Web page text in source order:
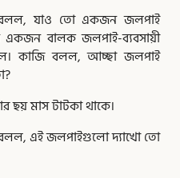
যাও তো একজন জলপাই
একজন বালক জলপাই-ব্যবসায়ী
কাজি বলল, আচ্ছা জলপাই
ছয় মাস টাটকা থাকে।
বলল, এই জলপাইগুলো দ্যাখো তো